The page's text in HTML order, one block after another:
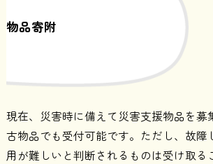
物品寄附
現在、災害時に備えて災害支援物品を募
古物品でも受付可能です。ただし、故障
用が難しいと判断されるものは受け取る